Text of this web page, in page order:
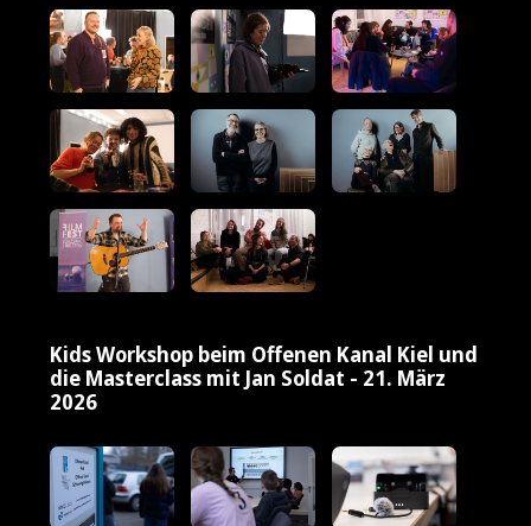
Kids Workshop beim Offenen Kanal Kiel und
die Masterclass mit Jan Soldat - 21. März
2026